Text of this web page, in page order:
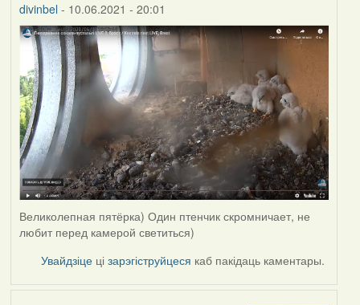
divinbel - 10.06.2021 - 20:01
Великолепная пятёрка) Один птенчик скромничает, не
любит перед камерой светиться)
Увайдзіце цізарэгіструйцеся каб пакідаць каментары.